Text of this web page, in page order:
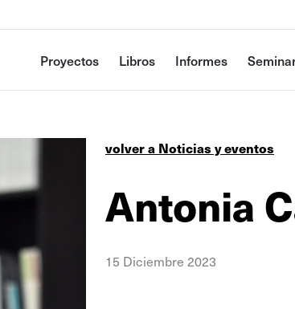
Proyectos Libros Informes
volver a Noticias y eventos
Antonia
15 Diciembre 2023